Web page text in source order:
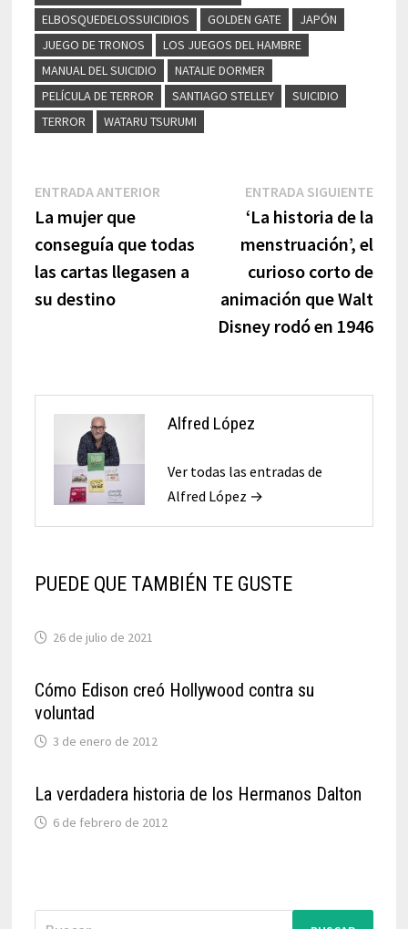
ELBOSQUEDELOSSUICIDIOS
GOLDEN GATE
JAPÓN
JUEGO DE TRONOS
LOS JUEGOS DEL HAMBRE
MANUAL DEL SUICIDIO
NATALIE DORMER
PELÍCULA DE TERROR
SANTIAGO STELLEY
SUICIDIO
TERROR
WATARU TSURUMI
Navegación
de
entradas
ENTRADA ANTERIOREntrada
La mujer que
conseguía que todas
las cartas llegasen a
su destino
ENTRADA SIGUIENTE
‘La historia de la
menstruación’, el
curioso corto de
animación que Walt
Disney rodó en 1946
Alfred López
Ver todas las entradas de
Alfred López →
PUEDE QUE TAMBIÉN TE GUSTE
26 de julio de 2021
Cómo Edison creó Hollywood contra su
voluntad
3 de enero de 2012
La verdadera historia de los Hermanos Dalton
6 de febrero de 2012
Buscar: